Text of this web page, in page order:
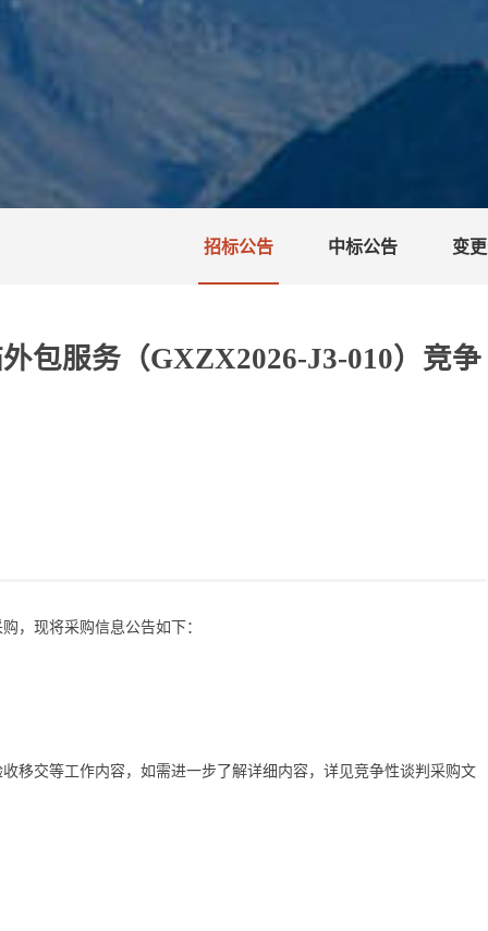
招标公告 中标公告 变
包服务（GXZX2026-J3-010）竞争
，现将采购信息公告如下：
移交等工作内容，如需进一步了解详细内容，详见竞争性谈判采购文